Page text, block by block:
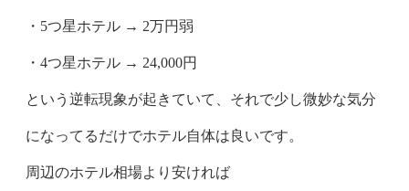
・5つ星ホテル → 2万円弱
・4つ星ホテル → 24,000円
という逆転現象が起きていて、それで少し微妙な気分
になってるだけでホテル自体は良いです。
周辺のホテル相場より安ければ